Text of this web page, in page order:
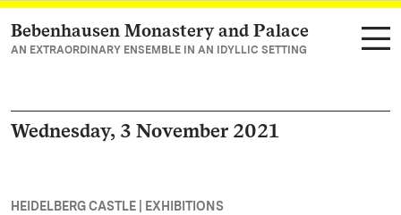
Navigate to main page
Bebenhausen Monastery and Palace
AN EXTRAORDINARY ENSEMBLE IN AN IDYLLIC SETTING
Wednesday, 3 November 2021
HEIDELBERG CASTLE | EXHIBITIONS